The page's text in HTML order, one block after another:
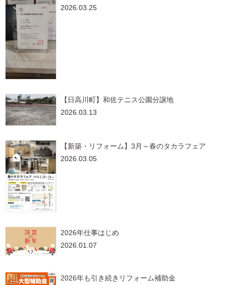
2026.03.25
【日高川町】和佐テニス公園分譲地
2026.03.13
【新築・リフォーム】3月～春のタカラフェア
2026.03.05
2026年仕事はじめ
2026.01.07
2026年も引き続きリフォーム補助金